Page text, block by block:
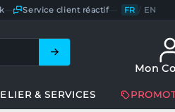
Service client réactif— FR / EN
Mon
& SERVICES